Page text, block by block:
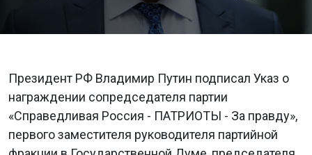
Президент РФ Владимир Путин подписал Указ о
награждении сопредседателя партии
«Справедливая Россия - ПАТРИОТЫ - За правду»,
первого заместителя руководителя партийной